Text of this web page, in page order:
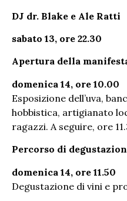
DJ dr. Blake e Ale Ratti
sabato 13, ore 22.30
Apertura della
domenica 14, ore 10.00
Esposizione dell’uva,
hobbistica, artigianato
ragazzi. A seguire, ore
Percorso di
domenica 14, ore 11.50
Degustazione di vini e